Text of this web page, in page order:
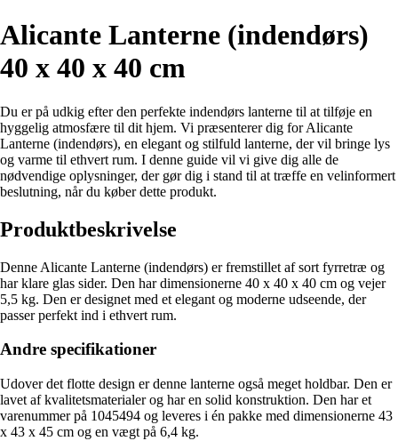
Alicante Lanterne (indendørs)
40 x 40 x 40 cm
Du er på udkig efter den perfekte indendørs lanterne til at tilføje en
hyggelig atmosfære til dit hjem. Vi præsenterer dig for Alicante
Lanterne (indendørs), en elegant og stilfuld lanterne, der vil bringe lys
og varme til ethvert rum. I denne guide vil vi give dig alle de
nødvendige oplysninger, der gør dig i stand til at træffe en velinformert
beslutning, når du køber dette produkt.
Produktbeskrivelse
Denne Alicante Lanterne (indendørs) er fremstillet af sort fyrretræ og
har klare glas sider. Den har dimensionerne 40 x 40 x 40 cm og vejer
5,5 kg. Den er designet med et elegant og moderne udseende, der
passer perfekt ind i ethvert rum.
Andre specifikationer
Udover det flotte design er denne lanterne også meget holdbar. Den er
lavet af kvalitetsmaterialer og har en solid konstruktion. Den har et
varenummer på 1045494 og leveres i én pakke med dimensionerne 43
x 43 x 45 cm og en vægt på 6,4 kg.